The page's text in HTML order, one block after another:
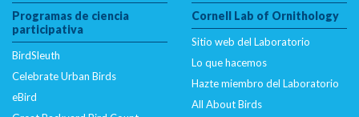
Programas de ciencia
participativa
BirdSleuth
Celebrate Urban Birds
eBird
Cornell Lab of Ornithology
Sitio web del Laboratorio
Lo que hacemos
Hazte miembro del Laboratorio
All About Birds